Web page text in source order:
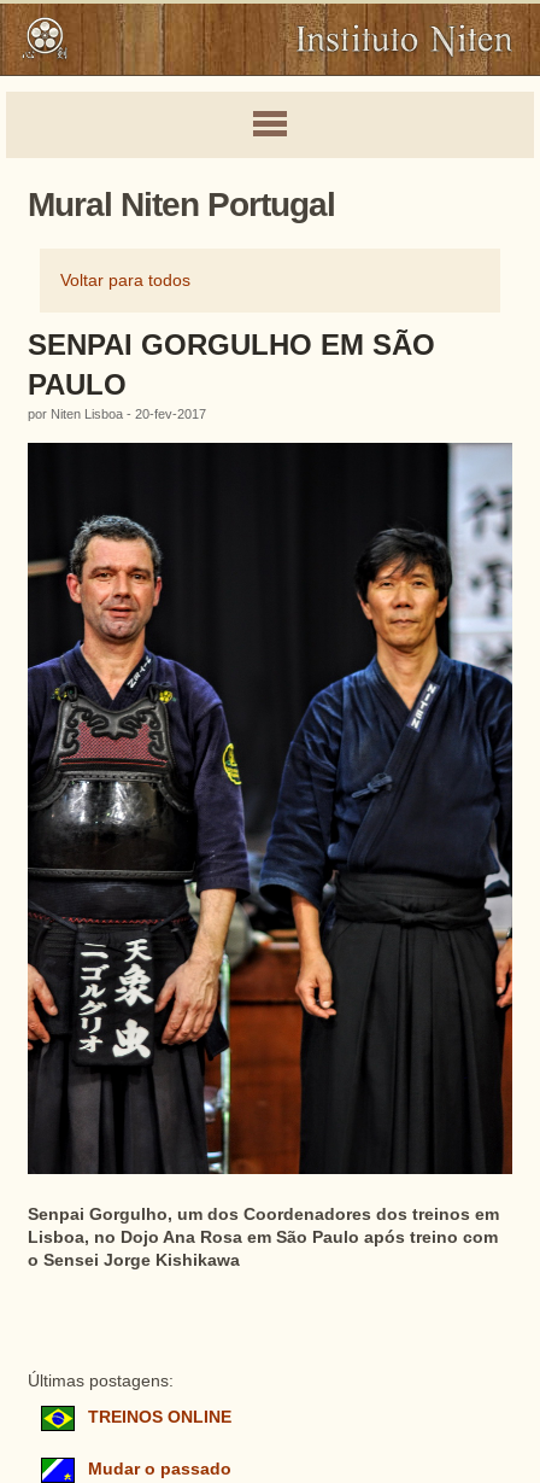
Mural Niten Portugal
Voltar para todos
SENPAI GORGULHO EM SÃO
PAULO
por Niten Lisboa - 20-fev-2017
Senpai Gorgulho, um dos Coordenadores dos treinos em
Lisboa, no Dojo Ana Rosa em São Paulo após treino com
o Sensei Jorge Kishikawa
Últimas postagens:
TREINOS ONLINE
Mudar o passado